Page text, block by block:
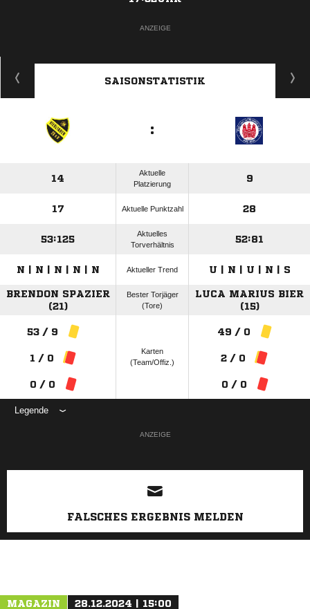
ANZEIGE
SAISONSTATISTIK
:
14
Aktuelle
Platzierung
9
17 Aktuelle Punktzahl 28
53:125
Aktuelles
Torverhältnis
52:81
N | N | N | N | N Aktueller Trend U | N | U | N | S
BRENDON SPAZIER
(21)
Bester Torjäger
(Tore)
LUCA MARIUS BIER
(15)
53 / 9
1 / 0
0 / 0
Karten
(Team/Offiz.)
49 / 0
2 / 0
0 / 0
Legende
ANZEIGE
FALSCHES ERGEBNIS MELDEN
MAGAZIN 28.12.2024 | 15:00